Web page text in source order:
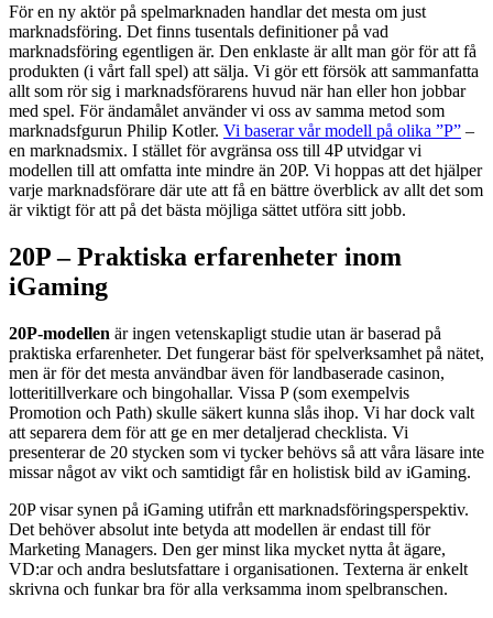
För en ny aktör på spelmarknaden handlar det mesta om just
marknadsföring. Det finns tusentals definitioner på vad
marknadsföring egentligen är. Den enklaste är allt man gör för att få
produkten (i vårt fall spel) att sälja. Vi gör ett försök att sammanfatta
allt som rör sig i marknadsförarens huvud när han eller hon jobbar
med spel. För ändamålet använder vi oss av samma metod som
marknadsfgurun Philip Kotler. Vi baserar vår modell på olika ”P” –
en marknadsmix. I stället för avgränsa oss till 4P utvidgar vi
modellen till att omfatta inte mindre än 20P. Vi hoppas att det hjälper
varje marknadsförare där ute att få en bättre överblick av allt det som
är viktigt för att på det bästa möjliga sättet utföra sitt jobb.
20P – Praktiska erfarenheter inom
iGaming
20P-modellen är ingen vetenskapligt studie utan är baserad på
praktiska erfarenheter. Det fungerar bäst för spelverksamhet på nätet,
men är för det mesta användbar även för landbaserade casinon,
lotteritillverkare och bingohallar. Vissa P (som exempelvis
Promotion och Path) skulle säkert kunna slås ihop. Vi har dock valt
att separera dem för att ge en mer detaljerad checklista. Vi
presenterar de 20 stycken som vi tycker behövs så att våra läsare inte
missar något av vikt och samtidigt får en holistisk bild av iGaming.
20P visar synen på iGaming utifrån ett marknadsföringsperspektiv.
Det behöver absolut inte betyda att modellen är endast till för
Marketing Managers. Den ger minst lika mycket nytta åt ägare,
VD:ar och andra beslutsfattare i organisationen. Texterna är enkelt
skrivna och funkar bra för alla verksamma inom spelbranschen.